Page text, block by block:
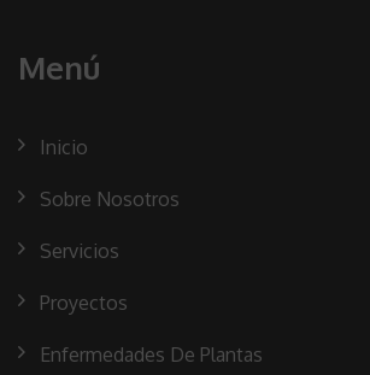
Menú
Inicio
Sobre Nosotros
Servicios
Proyectos
Enfermedades De Plantas